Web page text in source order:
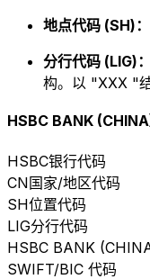
地点代码 (SH)：
分行代码 (LIG)：
构。以 "XXX "
HSBC BANK
HSBC银行代码
CN国家/地区代码
SH位置代码
LIG分行代码
HSBC BANK
SWIFT/BIC 代码